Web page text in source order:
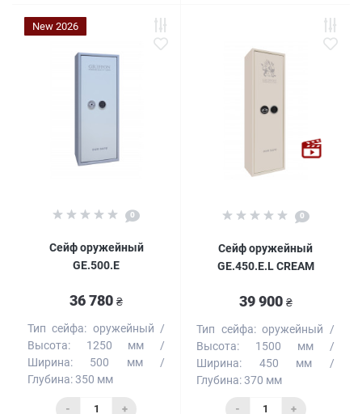
New 2026
0
Сейф оружейный
GE.500.E
36 780 ₴
Тип сейфа: оружейный
Высота:
1250 мм
Ширина:
500 мм
Глубина:350 мм
- +
0
Сейф оружейный
GE.450.E.L CREAM
39 900 ₴
Тип сейфа: оружейный
Высота:
1500 мм
Ширина:
450 мм
Глубина:370 мм
- +